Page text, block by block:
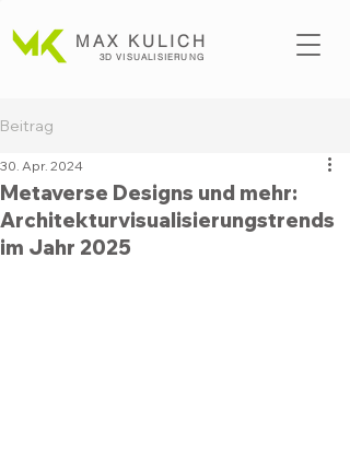
MAX KULICH
3D VISUALISIERUNG
Beitrag
Metaverse Designs und mehr:
Architekturvisualisierungstrends
im Jahr 2025
30. Apr. 2024